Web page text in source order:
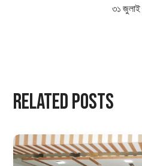
৩১ জুলাই
Related Posts